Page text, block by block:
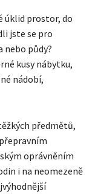
úklid prostor, do
jste se pro
nebo půdy?
kusy nábytku,
nádobí,
předmětů,
oprávněním
i na neomezeně